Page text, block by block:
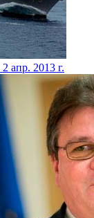
2 апр. 2013 г.